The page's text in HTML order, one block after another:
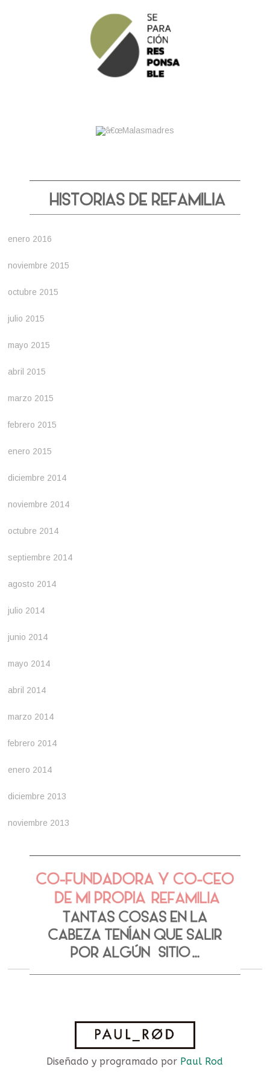
enero 2016
noviembre 2015
octubre 2015
julio 2015
mayo 2015
abril 2015
marzo 2015
febrero 2015
enero 2015
diciembre 2014
noviembre 2014
octubre 2014
septiembre 2014
agosto 2014
julio 2014
junio 2014
mayo 2014
abril 2014
marzo 2014
febrero 2014
enero 2014
diciembre 2013
noviembre 2013
Diseñado y programado por Paul Rod